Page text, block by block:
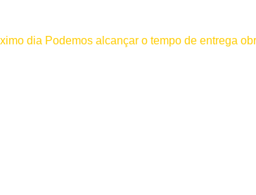
dia Podemos alcançar o tempo de entrega